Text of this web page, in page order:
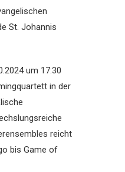
St. Johannis
um 17:30
in der
reicht
bis Game of